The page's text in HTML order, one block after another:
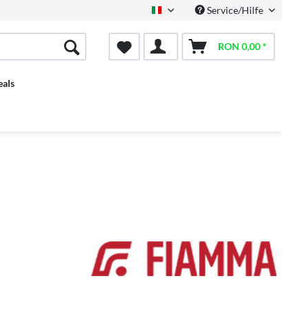
Italian Service/Hilfe
RON 0,00 *